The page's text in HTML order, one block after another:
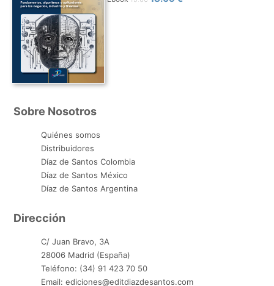
Sobre Nosotros
Quiénes somos
Distribuidores
Díaz de Santos Colombia
Díaz de Santos México
Díaz de Santos Argentina
Dirección
C/ Juan Bravo, 3A
28006 Madrid (España)
Teléfono: (34) 91 423 70 50
Email: ediciones@editdiazdesantos.com